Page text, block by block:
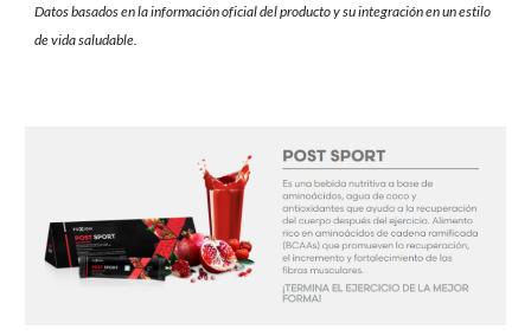
Datos basados en la información oficial del producto y su integración en un estilo
de vida saludable.